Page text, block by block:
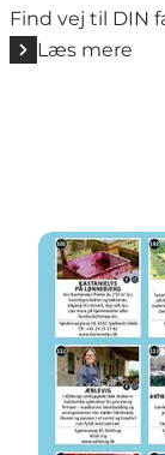
Find vej til DIN
Læs mere
Læs mere